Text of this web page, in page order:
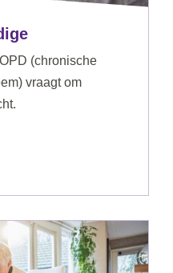
(chronische
vraagt om